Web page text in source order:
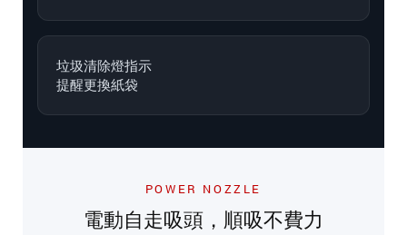
垃圾清除燈指示
提醒更換紙袋
POWER NOZZLE
電動自走吸頭，順吸不費力